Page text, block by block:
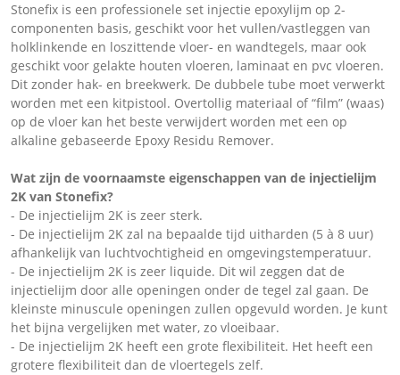
Stonefix is een professionele set injectie epoxylijm op 2-
componenten basis, geschikt voor het vullen/vastleggen van
holklinkende en loszittende vloer- en wandtegels, maar ook
geschikt voor gelakte houten vloeren, laminaat en pvc vloeren.
Dit zonder hak- en breekwerk. De dubbele tube moet verwerkt
worden met een kitpistool. Overtollig materiaal of “film” (waas)
op de vloer kan het beste verwijdert worden met een op
alkaline gebaseerde Epoxy Residu Remover.
Wat zijn de voornaamste eigenschappen van de injectielijm
2K van Stonefix?
- De injectielijm 2K is zeer sterk.
- De injectielijm 2K zal na bepaalde tijd uitharden (5 à 8 uur)
afhankelijk van luchtvochtigheid en omgevingstemperatuur.
- De injectielijm 2K is zeer liquide. Dit wil zeggen dat de
injectielijm door alle openingen onder de tegel zal gaan. De
kleinste minuscule openingen zullen opgevuld worden. Je kunt
het bijna vergelijken met water, zo vloeibaar.
- De injectielijm 2K heeft een grote flexibiliteit. Het heeft een
grotere flexibiliteit dan de vloertegels zelf.